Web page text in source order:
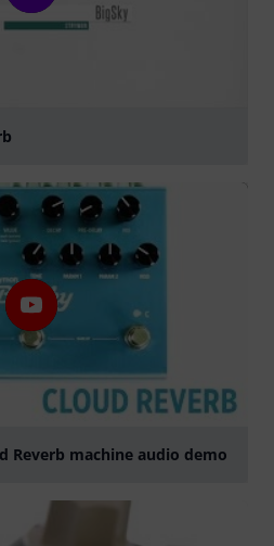
Reverb machine audio demo